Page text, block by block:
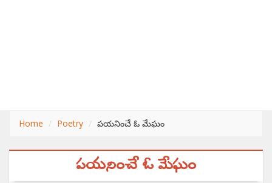
Home Poetry పయనించే ఓ మేఘం
పయనించే ఓ మేఘం